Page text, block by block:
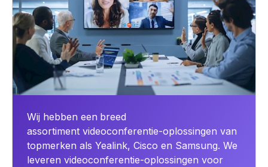
Wij hebben een breed
assortiment videoconferentie-oplossingen van
topmerken als Yealink, Cisco en Samsung. We
leveren videoconferentie-oplossingen voor